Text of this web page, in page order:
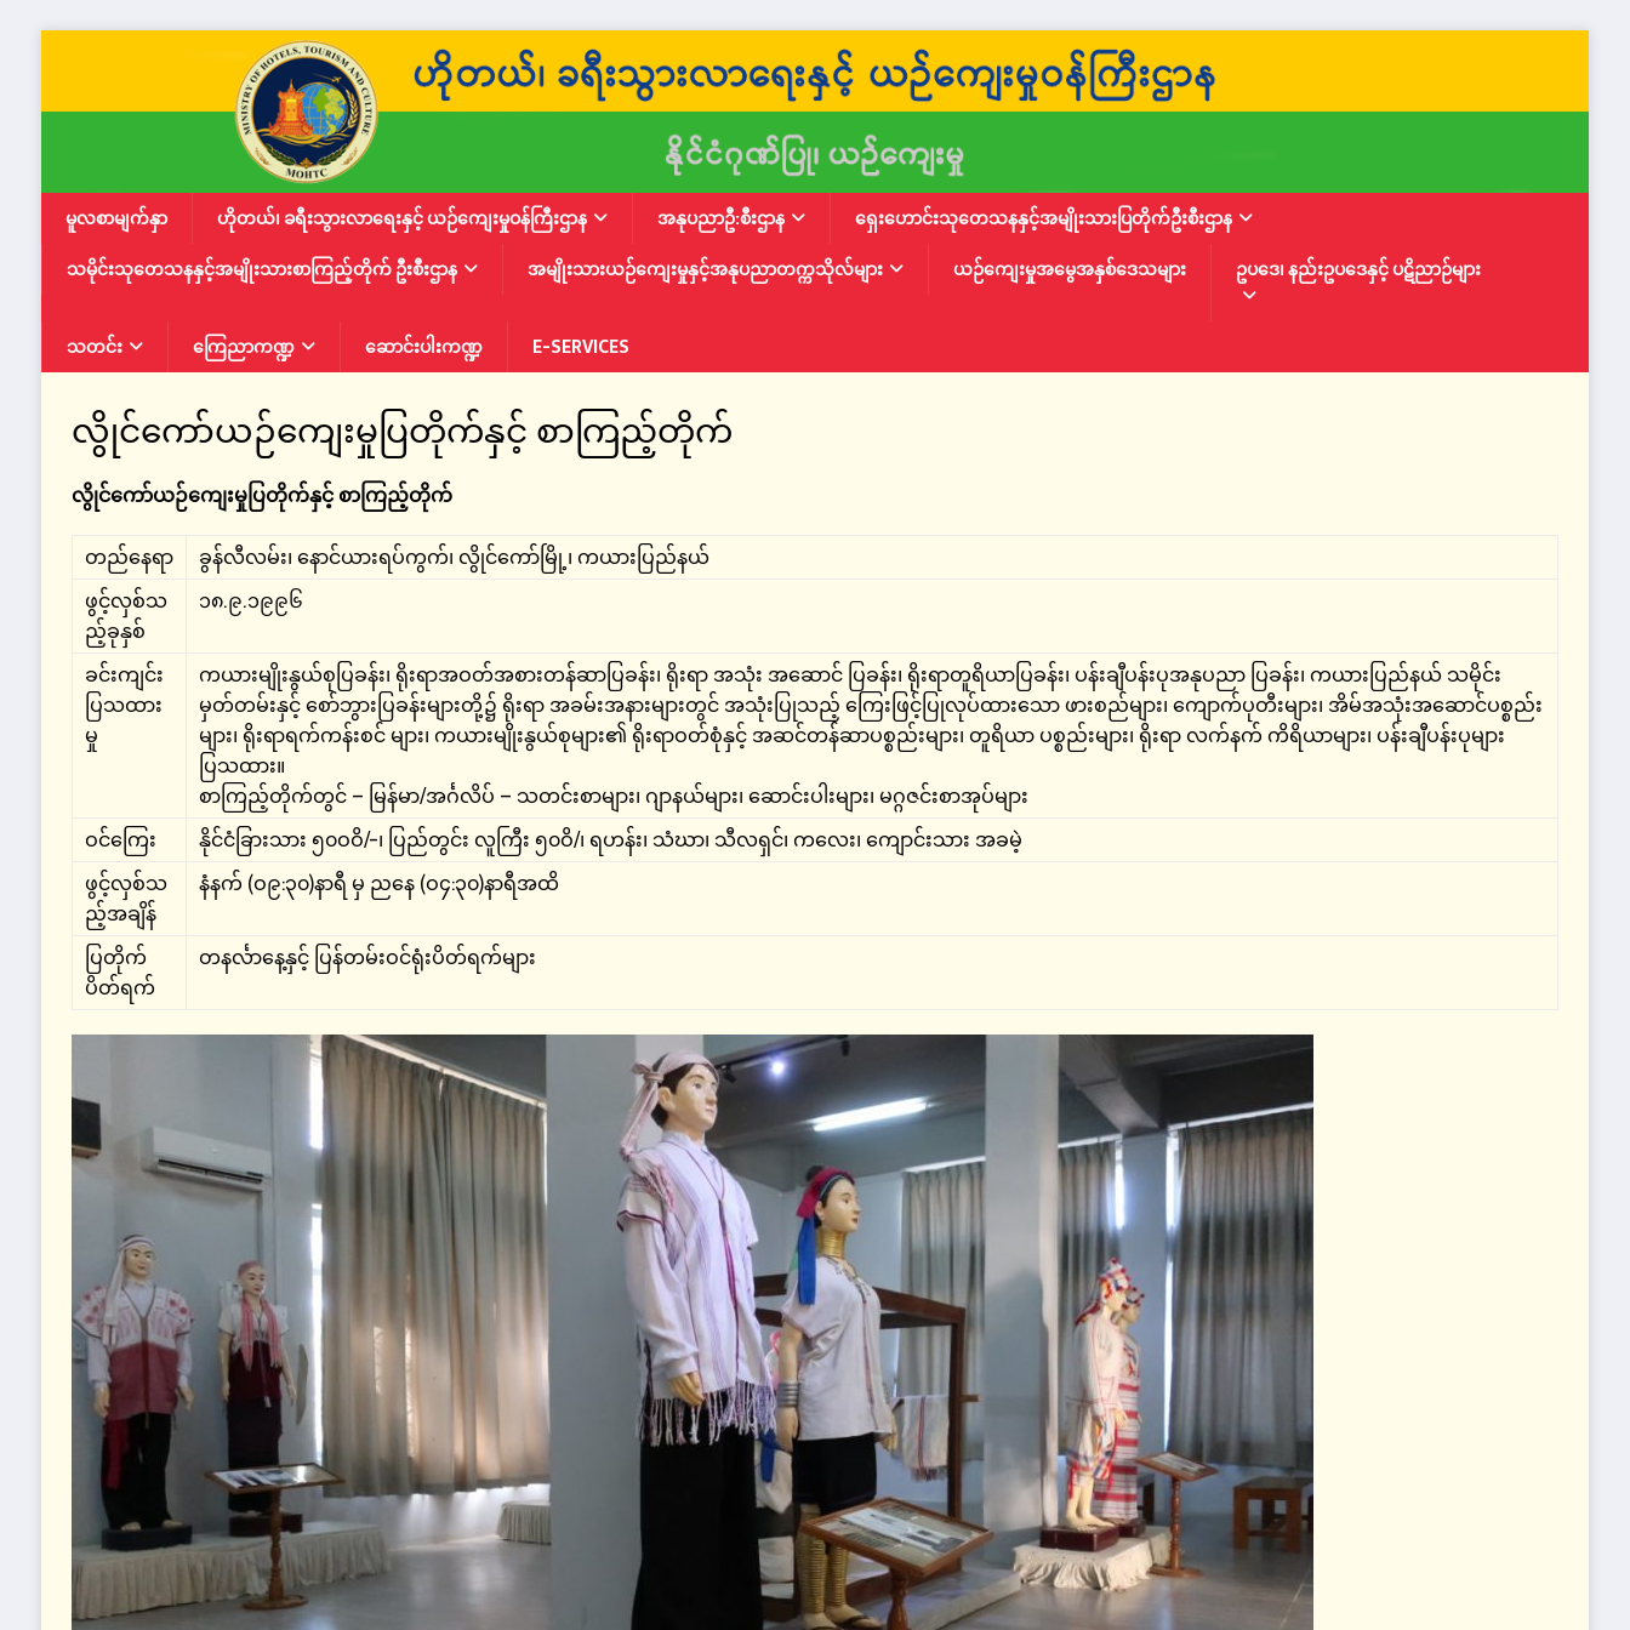
မူလစာမျက်နှာ ဟိုတယ်၊ ခရီးသွားလာရေးနှင့် ယဉ်ကျေးမှုဝန်ကြီးဌာန အနုပညာဦ:စီးဌာန
ရှေးဟောင်းသုတေသနနှင့်အမျိုးသားပြတိုက်ဦးစီးဌာန
သမိုင်းသုတေသနနှင့်အမျိုးသားစာကြည့်တိုက် ဦးစီးဌာန
အမျိုးသားယဉ်ကျေးမှုနှင့်အနုပညာတက္ကသိုလ်များ ယဉ်ကျေးမှုအမွေအနှစ်ဒေသများ ဥပဒေ၊ နည်းဥပဒေနှင့် ပဋိညာဉ်များ
သတင်း ကြေညာကဏ္ဍ ဆောင်းပါးကဏ္ဍ E-SERVICES
လွိုင်ကော်ယဉ်ကျေးမှုပြတိုက်နှင့် စာကြည့်တိုက်
လွိုင်ကော်ယဉ်ကျေးမှုပြတိုက်နှင့် စာကြည့်တိုက်
တည်နေရာ
ခွန်လီလမ်း၊ နောင်ယားရပ်ကွက်၊ လွိုင်ကော်မြို့၊ ကယားပြည်နယ်
ဖွင့်လှစ်သ
ည့်ခုနှစ်
၁၈.၉.၁၉၉၆
ခင်းကျင်း
ပြသထား
မှု
ကယားမျိုးနွယ်စုပြခန်း၊ ရိုးရာအဝတ်အစားတန်ဆာပြခန်း၊ ရိုးရာ အသုံး အဆောင် ပြခန်း၊ ရိုးရာတူရိယာပြခန်း၊ ပန်းချီပန်းပုအနုပညာ ပြခန်း၊ ကယားပြည်နယ် သမိုင်း
မှတ်တမ်းနှင့် စော်ဘွားပြခန်းများတို့၌ ရိုးရာ အခမ်းအနားများတွင် အသုံးပြုသည့် ကြေးဖြင့်ပြုလုပ်ထားသော ဖားစည်များ၊ ကျောက်ပုတီးများ၊ အိမ်အသုံးအဆောင်ပစ္စည်း
များ၊ ရိုးရာရက်ကန်းစင် များ၊ ကယားမျိုးနွယ်စုများ၏ ရိုးရာဝတ်စုံနှင့် အဆင်တန်ဆာပစ္စည်းများ၊ တူရိယာ ပစ္စည်းများ၊ ရိုးရာ လက်နက် ကိရိယာများ၊ ပန်းချီပန်းပုများ
ပြသထား။
စာကြည့်တိုက်တွင် – မြန်မာ/အင်္ဂလိပ် – သတင်းစာများ၊ ဂျာနယ်များ၊ ဆောင်းပါးများ၊ မဂ္ဂဇင်းစာအုပ်များ
ဝင်ကြေး
နိုင်ငံခြားသား ၅၀ဝဝိ/-၊ ပြည်တွင်း လူကြီး ၅၀ဝိ/၊ ရဟန်း၊ သံဃာ၊ သီလရှင်၊ ကလေး၊ ကျောင်းသား အခမဲ့
ဖွင့်လှစ်သ
ည့်အချိန်
နံနက် (ဝ၉:၃၀)နာရီ မှ ညနေ (ဝ၄:၃၀)နာရီအထိ
ပြတိုက်
ပိတ်ရက်
တနင်္လာနေ့နှင့် ပြန်တမ်းဝင်ရုံးပိတ်ရက်များ